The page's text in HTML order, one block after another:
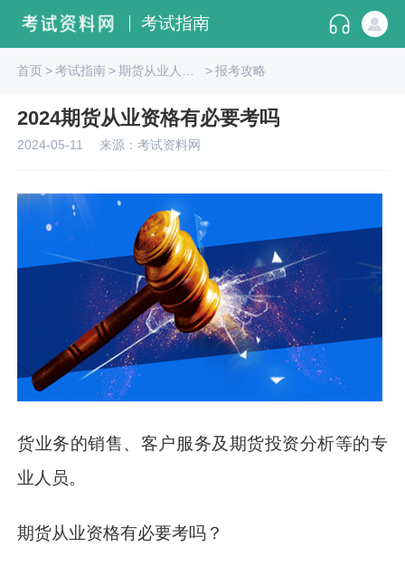
考试指南
首页>考试指南> > 报考攻略
2024期货从业资格有必要考吗
2024-05-11 来源：考试资料网
货业务的销售、客户服务及期货投资分析等的专
业人员。
期货从业资格有必要考吗？